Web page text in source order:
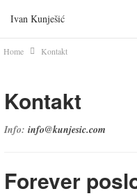
Ivan Kunješić
Home Kontakt
Kontakt
Info: info@kunjesic.com
Forever